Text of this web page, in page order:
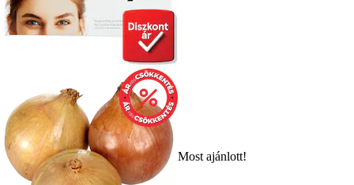
Most ajánlott!